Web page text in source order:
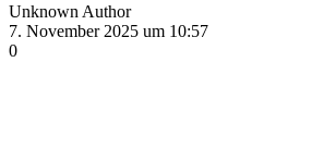
Unknown Author
7. November 2025 um 10:57
0